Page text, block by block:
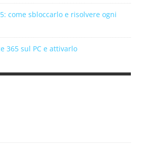
come sbloccarlo e risolvere ogni
365 sul PC e attivarlo